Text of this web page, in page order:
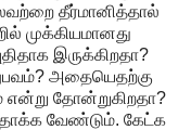
தீர்மானித்தால்
முக்கியமானது
இருக்கிறதா?
அதையெதற்கு
தோன்றுகிறதா?
வேண்டும். கேட்க